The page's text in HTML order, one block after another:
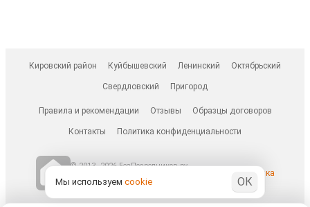
Кировский район Куйбышевский Ленинский Октябрьский
Свердловский Пригород
Правила и рекомендации Отзывы Образцы договоров
Контакты Политика конфиденциальности
© 2013–2026 БезПосредников.ру
БесПосредника.ру / besposrednika.ru
Мы используем cookie ОК